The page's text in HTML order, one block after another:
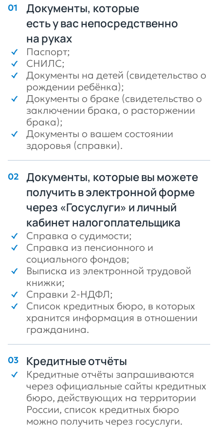
Документы, которые
есть у вас непосредственно
на руках
Паспорт;
СНИЛС;
Документы на детей (свидетельство о
рождении ребёнка);
Документы о браке (свидетельство о
заключении брака, о расторжении
брака);
Документы о вашем состоянии
здоровья (справки).
Документы, которые вы можете
получить в электронной форме
через «Госуслуги» и личный
кабинет налогоплательщика
Справка о судимости;
Справка из пенсионного и
социального фондов;
Выписка из электронной трудовой
книжки;
Справки 2-НДФЛ;
Список кредитных бюро, в которых
хранится информация в отношении
гражданина.
Кредитные отчёты
Кредитные отчёты запрашиваются
через официальные сайты кредитных
бюро, действующих на территории
России, список кредитных бюро
можно получить через госуслуги.